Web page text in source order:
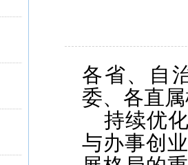
各省、自
委、各直
持续优
与办事创